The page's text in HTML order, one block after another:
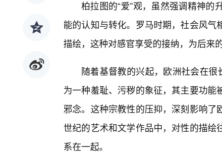
柏拉图的“爱”观，虽然强调精神
能的认知与转化。罗马时期，社会风
描绘，这种对感官享受的接纳，为后来
随着基督教的兴起，欧洲社会在很
为一种羞耻、污秽的象征，其主要功
邪念。这种宗教性的压抑，深刻影响
世纪的艺术和文学作品中，对性的描
系在一起。